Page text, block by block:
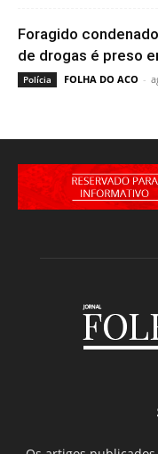
Foragido
de drogas é preso
Polícia FOLHA DO ACO -